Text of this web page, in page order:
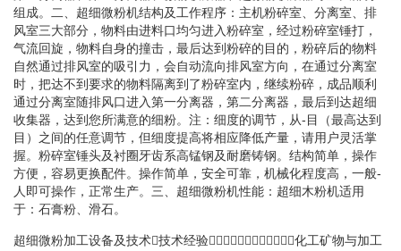
组成。二、超细微粉机结构及工作程序：主机粉碎室、分离室、排
风室三大部分，物料由进料口均匀进入粉碎室，经过粉碎室锤打，
气流回旋，物料自身的撞击，最后达到粉碎的目的，粉碎后的物料
自然通过排风室的吸引力，会自动流向排风室方向，在通过分离室
时，把达不到要求的物料隔离到了粉碎室内，继续粉碎，成品顺利
通过分离室随排风口进入第一分离器，第二分离器，最后到达超细
收集器，达到您所满意的细粉。注：细度的调节，从-目（最高达到
目）之间的任意调节，但细度提高将相应降低产量，请用户灵活掌
握。粉碎室锤头及衬圈牙齿系高锰钢及耐磨铸钢。结构简单，操作
方便，容易更换配件。操作简单，安全可靠，机械化程度高，一般-
人即可操作，正常生产。三、超细微粉机性能：超细木粉机适用
于：石膏粉、滑石。
超细微粉加工设备及技术󰀁技术经验󰀁󰀂󰀂󰀂󰀂󰀂󰀂󰀂󰀂󰀂󰀂󰀂化工矿物与加工